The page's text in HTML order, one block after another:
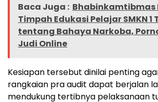
Baca Juga : Bhabinkamtibmas
Timpah Edukasi Pelajar SMKN 1
tentang Bahaya Narkoba,
Judi Online
Kesiapan tersebut dinilai penting
rangkaian pra audit dapat berjalan
mendukung tertibnya pelaksanaan